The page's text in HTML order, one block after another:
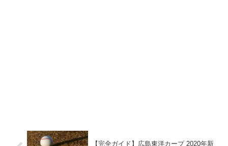
【完全ガイド】広島東洋カープ 2020年新